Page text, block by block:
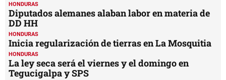
HONDURAS
Diputados alemanes alaban labor en materia de
DD HH
HONDURAS
Inicia regularización de tierras en La Mosquitia
HONDURAS
La ley seca será el viernes y el domingo en
Tegucigalpa y SPS